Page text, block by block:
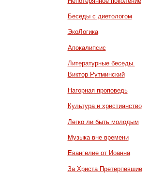
Беседы с диетологом
ЭкоЛогика
Апокалипсис
Литературные беседы.
Виктор Рутминский
Нагорная проповедь
Культура и христианство
Легко ли быть молодым
Музыка вне времени
Евангелие от Иоанна
За Христа Претерпевшие